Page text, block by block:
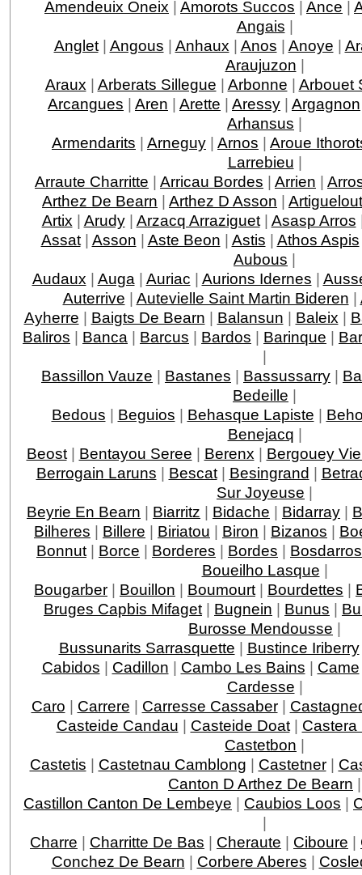
Amendeuix Oneix | Amorots Succos | Ance |
Angais |
Anglet| Angous | Anhaux | Anos | Anoye |
Araujuzon |
Araux | Arberats Sillegue | Arbonne | Arbouet
Arcangues | Aren | Arette | Aressy | Argagnon
Arhansus |
Armendarits | Arneguy | Arnos | Aroue
Larrebieu |
Arraute Charritte | Arricau Bordes | Arrien |
Arthez De Bearn | Arthez D Asson |
Artix | Arudy| Arzacq Arraziguet| Asasp Arros
Assat| Asson | Aste Beon | Astis | Athos Aspis
Aubous |
Audaux | Auga | Auriac | Aurions Idernes |
Auterrive | Autevielle Saint Martin Bideren |
Ayherre | Baigts De Bearn | Balansun | Baleix |
Baliros | Banca | Barcus | Bardos | Barinque |
|
Bassillon Vauze | Bastanes | Bassussarry |
Bedeille |
Bedous | Beguios | Behasque Lapiste |
Benejacq |
Beost| Bentayou Seree | Berenx | Bergouey
Berrogain Laruns | Bescat| Besingrand |
Sur Joyeuse |
Beyrie En Bearn | Biarritz | Bidache | Bidarray |
Bilheres | Billere | Biriatou | Biron | Bizanos |
Bonnut | Borce | Borderes | Bordes | Bosdarros
Boueilho Lasque |
Bougarber | Bouillon | Boumourt | Bourdettes |
Bruges Capbis Mifaget | Bugnein | Bunus |
Burosse Mendousse |
Bussunarits Sarrasquette | Bustince Iriberry
Cabidos | Cadillon | Cambo Les Bains | Came
Cardesse |
Caro | Carrere | Carresse Cassaber|
Casteide Candau | Casteide Doat| Castera
Castetbon |
Castetis | Castetnau Camblong | Castetner|
Canton D Arthez De Bearn |
Castillon Canton De Lembeye | Caubios Loos |
|
Charre | Charritte De Bas | Cheraute | Ciboure |
Conchez De Bearn | Corbere Aberes |